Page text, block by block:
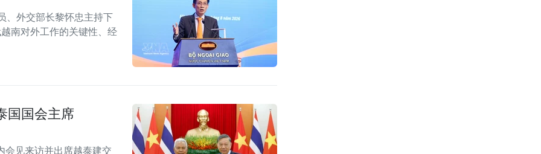
、外交部长黎怀忠主持下
南对外工作的关键性、经
国国会主席
会见来访并出席越泰建交